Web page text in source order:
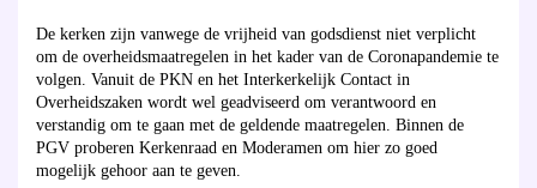
De kerken zijn vanwege de vrijheid van godsdienst niet verplicht
om de overheidsmaatregelen in het kader van de Coronapandemie te
volgen. Vanuit de PKN en het Interkerkelijk Contact in
Overheidszaken wordt wel geadviseerd om verantwoord en
verstandig om te gaan met de geldende maatregelen. Binnen de
PGV proberen Kerkenraad en Moderamen om hier zo goed
mogelijk gehoor aan te geven.